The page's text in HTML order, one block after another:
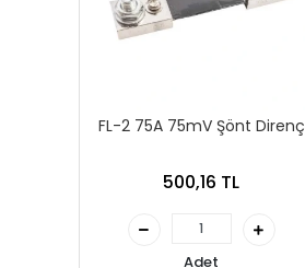
FL-2 75A 75mV Şönt Direnç
500,16 TL
Adet